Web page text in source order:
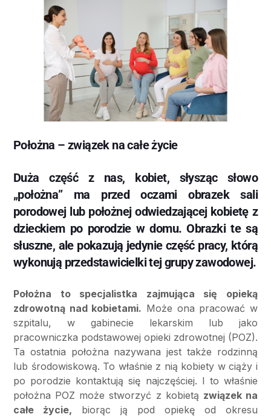
Położna – związek na całe życie
Duża część z nas, kobiet, słysząc słowo
„położna” ma przed oczami obrazek sali
porodowej lub położnej odwiedzającej kobietę z
dzieckiem po porodzie w domu. Obrazki te są
słuszne, ale pokazują jedynie część pracy, którą
wykonują przedstawicielki tej grupy zawodowej.
Położna to specjalistka zajmująca się opieką
zdrowotną nad kobietami. Może ona pracować w
szpitalu, w gabinecie lekarskim lub jako
pracowniczka podstawowej opieki zdrowotnej (POZ).
Ta ostatnia położna nazywana jest także rodzinną
lub środowiskową. To właśnie z nią kobiety w ciąży i
po porodzie kontaktują się najczęściej. I to właśnie
położna POZ może stworzyć z kobietą związek na
całe życie, biorąc ją pod opiekę od okresu